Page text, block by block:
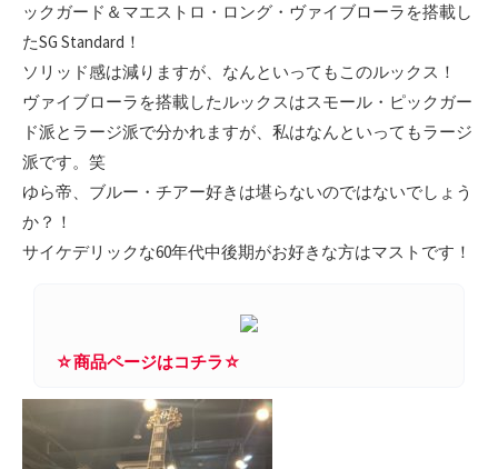
ックガード＆マエストロ・ロング・ヴァイブローラを搭載し
たSG Standard！
ソリッド感は減りますが、なんといってもこのルックス！
ヴァイブローラを搭載したルックスはスモール・ピックガー
ド派とラージ派で分かれますが、私はなんといってもラージ
派です。笑
ゆら帝、ブルー・チアー好きは堪らないのではないでしょう
か？！
サイケデリックな60年代中後期がお好きな方はマストです！
☆商品ページはコチラ☆